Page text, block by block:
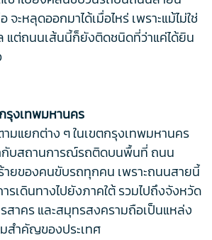
จะหลุดออกมาได้เมื่อไหร่ เพราะแม้ไม่ใช่
แต่ถนนเส้นนี้ก็ยังติดชนิดที่ว่าแค่ได้ยิน
รุงเทพมหานคร
มแยกต่าง ๆ ในเขตกรุงเทพมหานคร
กับสถานการณ์รถติดบนพื้นที่ ถนน
ยของคนขับรถทุกคน เพราะถนนสายนี้
รเดินทางไปยังภาคใต้ รวมไปถึงจังหวัด
สาคร และสมุทรสงครามถือเป็นแหล่ง
สำคัญของประเทศ